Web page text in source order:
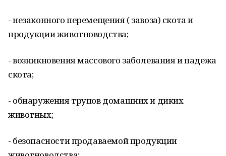
- незаконного перемещения ( завоза) скота и
продукции животноводства;
- возникновения массового заболевания и падежа
скота;
- обнаружения трупов домашних и диких
животных;
- безопасности продаваемой продукции